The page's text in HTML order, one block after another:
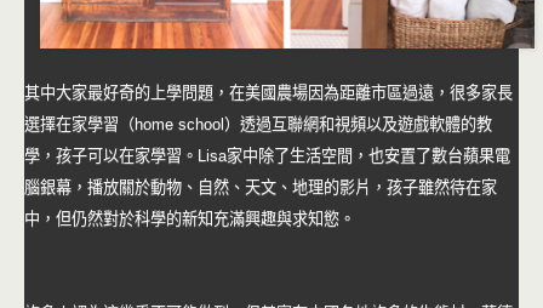
其中大家最好奇的上學問題，在美國農場因為距離市區過遠，很多家長
選擇在家學習（home school）透過互聯網和視頻以及遊戲軟體的教
學，孩子可以在家學習。Lisa家中除了生活空間，也安置了數台蘋果電
腦銀幕，播放關於動物、自然、天文、地理的影片，孩子雖然待在家
中，但仍然對於科學的新知充滿興趣與求知慾。